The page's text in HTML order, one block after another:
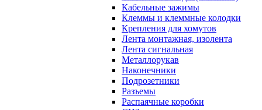
Кабельные зажимы
Клеммы и клеммные колодки
Крепления для хомутов
Лента монтажная, изолента
Лента сигнальная
Металлорукав
Наконечники
Подрозетники
Разъемы
Распаячные коробки